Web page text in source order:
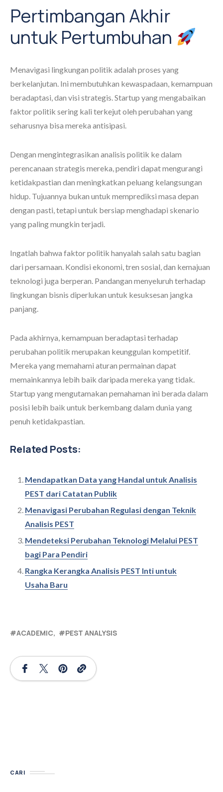
Pertimbangan Akhir
untuk Pertumbuhan
Menavigasi lingkungan politik adalah proses yang
berkelanjutan. Ini membutuhkan kewaspadaan, kemampuan
beradaptasi, dan visi strategis. Startup yang mengabaikan
faktor politik sering kali terkejut oleh perubahan yang
seharusnya bisa mereka antisipasi.
Dengan mengintegrasikan analisis politik ke dalam
perencanaan strategis mereka, pendiri dapat mengurangi
ketidakpastian dan meningkatkan peluang kelangsungan
hidup. Tujuannya bukan untuk memprediksi masa depan
dengan pasti, tetapi untuk bersiap menghadapi skenario
yang paling mungkin terjadi.
Ingatlah bahwa faktor politik hanyalah salah satu bagian
dari persamaan. Kondisi ekonomi, tren sosial, dan kemajuan
teknologi juga berperan. Pandangan menyeluruh terhadap
lingkungan bisnis diperlukan untuk kesuksesan jangka
panjang.
Pada akhirnya, kemampuan beradaptasi terhadap
perubahan politik merupakan keunggulan kompetitif.
Mereka yang memahami aturan permainan dapat
memainkannya lebih baik daripada mereka yang tidak.
Startup yang mengutamakan pemahaman ini berada dalam
posisi lebih baik untuk berkembang dalam dunia yang
penuh ketidakpastian.
Related Posts:
Mendapatkan Data yang Handal untuk Analisis
PEST dari Catatan Publik
Menavigasi Perubahan Regulasi dengan Teknik
Analisis PEST
Mendeteksi Perubahan Teknologi Melalui PEST
bagi Para Pendiri
Rangka Kerangka Analisis PEST Inti untuk
Usaha Baru
ACADEMIC PEST ANALYSIS
CARI